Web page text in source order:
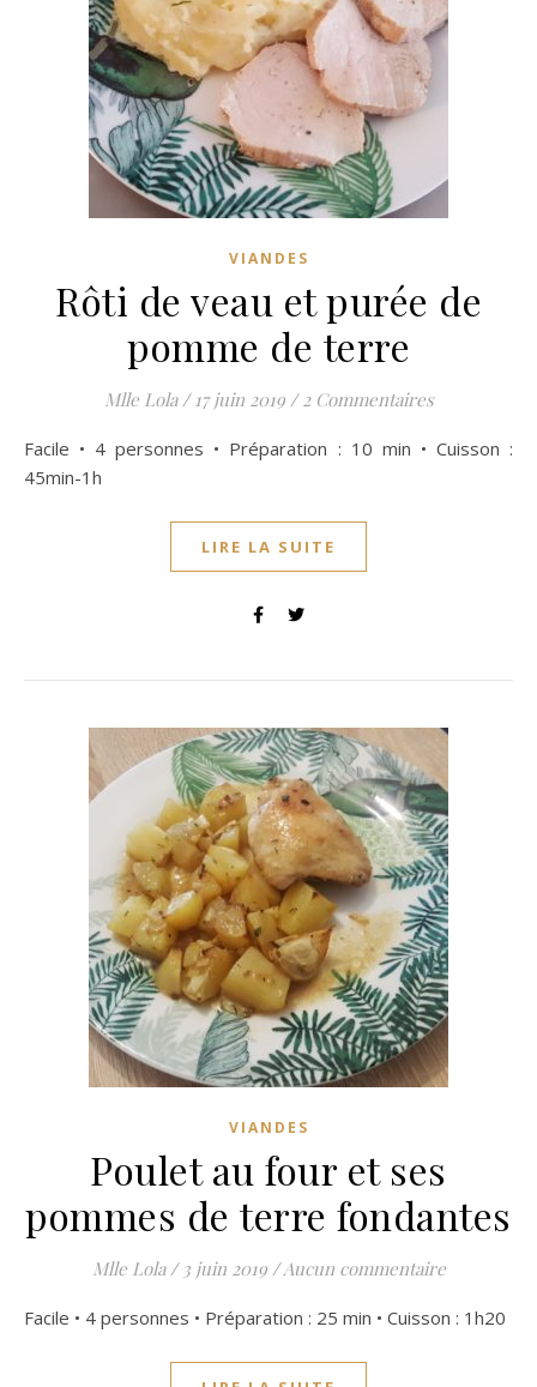
VIANDES
Rôti de veau et purée de
pomme de terre
Mlle Lola / 17 juin 2019 / 2 Commentaires
Facile • 4 personnes • Préparation : 10 min • Cuisson :
45min-1h
LIRE LA SUITE
VIANDES
Poulet au four et ses
pommes de terre fondantes
Mlle Lola / 3 juin 2019 /Aucun commentaire
Facile • 4 personnes • Préparation : 25 min • Cuisson : 1h20